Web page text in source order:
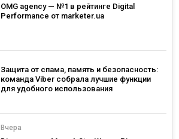
OMG agency — №1 в рейтинге Digital
Performance от marketer.ua
Защита от спама, память и безопасность:
команда Viber собрала лучшие функции
для удобного использования
Вчера